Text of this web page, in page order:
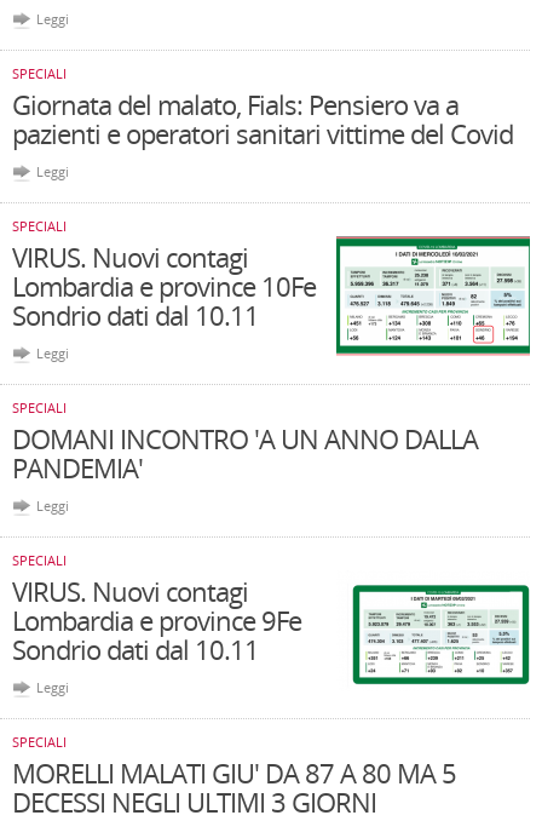
Leggi
SPECIALI
Giornata del malato, Fials: Pensiero va a
pazienti e operatori sanitari vittime del Covid
Leggi
SPECIALI
VIRUS. Nuovi contagi
Lombardia e province 10Fe
Sondrio dati dal 10.11
Leggi
SPECIALI
DOMANI INCONTRO 'A UN ANNO DALLA
PANDEMIA'
Leggi
SPECIALI
VIRUS. Nuovi contagi
Lombardia e province 9Fe
Sondrio dati dal 10.11
Leggi
SPECIALI
MORELLI MALATI GIU' DA 87 A 80 MA 5
DECESSI NEGLI ULTIMI 3 GIORNI